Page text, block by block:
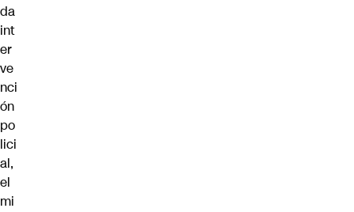
da
int
er
ve
nci
ón
po
lici
al,
el
mi